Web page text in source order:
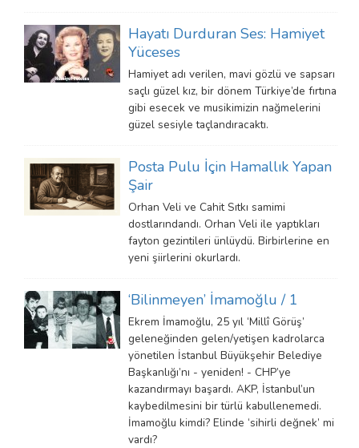
Hayatı Durduran Ses: Hamiyet
Yüceses
Hamiyet adı verilen, mavi gözlü ve sapsarı
saçlı güzel kız, bir dönem Türkiye’de fırtına
gibi esecek ve musikimizin nağmelerini
güzel sesiyle taçlandıracaktı.
Posta Pulu İçin Hamallık Yapan
Şair
Orhan Veli ve Cahit Sıtkı samimi
dostlarındandı. Orhan Veli ile yaptıkları
fayton gezintileri ünlüydü. Birbirlerine en
yeni şiirlerini okurlardı.
‘Bilinmeyen’ İmamoğlu / 1
Ekrem İmamoğlu, 25 yıl ‘Millî Görüş’
geleneğinden gelen/yetişen kadrolarca
yönetilen İstanbul Büyükşehir Belediye
Başkanlığı’nı - yeniden! - CHP’ye
kazandırmayı başardı. AKP, İstanbul’un
kaybedilmesini bir türlü kabullenemedi.
İmamoğlu kimdi? Elinde ‘sihirli değnek’ mi
vardı?